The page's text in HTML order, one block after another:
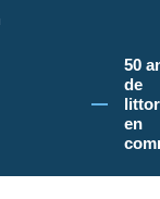
du littoral, vous
50
de
en